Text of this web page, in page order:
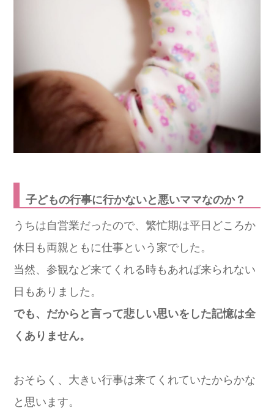
子どもの行事に行かないと悪いママなのか？
うちは自営業だったので、繁忙期は平日どころか
休日も両親ともに仕事という家でした。
当然、参観など来てくれる時もあれば来られない
日もありました。
でも、だからと言って悲しい思いをした記憶は全
くありません。
おそらく、大きい行事は来てくれていたからかな
と思います。